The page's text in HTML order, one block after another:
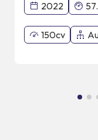
2022
150cv